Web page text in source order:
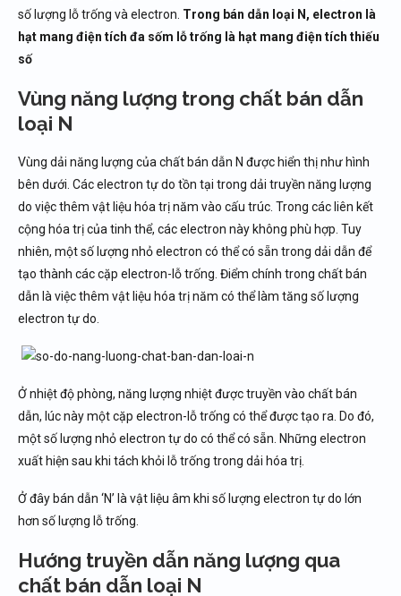
số lượng lỗ trống và electron. Trong bán dẫn loại N, electron là
hạt mang điện tích đa sốm lỗ trống là hạt mang điện tích thiếu
số
Vùng năng lượng trong chất bán dẫn
loại N
Vùng dải năng lượng của chất bán dẫn N được hiển thị như hình
bên dưới. Các electron tự do tồn tại trong dải truyền năng lượng
do việc thêm vật liệu hóa trị năm vào cấu trúc. Trong các liên kết
cộng hóa trị của tinh thể, các electron này không phù hợp. Tuy
nhiên, một số lượng nhỏ electron có thể có sẵn trong dải dẫn để
tạo thành các cặp electron-lỗ trống. Điểm chính trong chất bán
dẫn là việc thêm vật liệu hóa trị năm có thể làm tăng số lượng
electron tự do.
Ở nhiệt độ phòng, năng lượng nhiệt được truyền vào chất bán
dẫn, lúc này một cặp electron-lỗ trống có thể được tạo ra. Do đó,
một số lượng nhỏ electron tự do có thể có sẵn. Những electron
xuất hiện sau khi tách khỏi lỗ trống trong dải hóa trị.
Ở đây bán dẫn ‘N’ là vật liệu âm khi số lượng electron tự do lớn
hơn số lượng lỗ trống.
Hướng truyền dẫn năng lượng qua
chất bán dẫn loại N